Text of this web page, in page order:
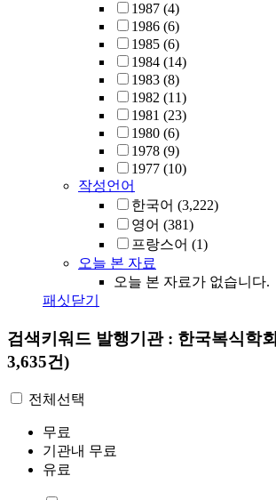
1987 (4)
1986 (6)
1985 (6)
1984 (14)
1983 (8)
1982 (11)
1981 (23)
1980 (6)
1978 (9)
1977 (10)
작성언어
한국어 (3,222)
영어 (381)
프랑스어 (1)
오늘 본 자료
오늘 본 자료가 없습니다.
패싯닫기
검색키워드 발행기관 : 한국복식학회
3,635건)
전체선택
무료
기관내 무료
유료